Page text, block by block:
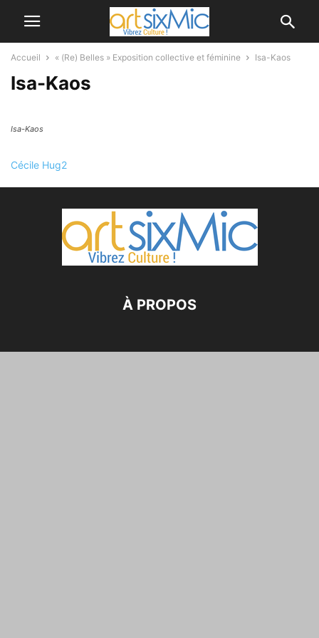
Accueil « (Re) Belles » Exposition collective et féminine Isa-Kaos
Isa-Kaos
Isa-Kaos
Cécile Hug2
À PROPOS